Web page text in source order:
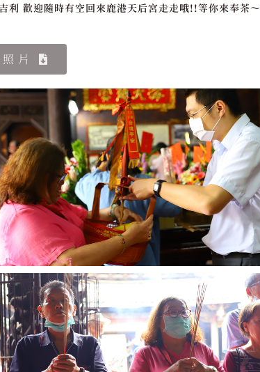
利 歡迎隨時有空回來鹿港天后宮走走哦!!等你來奉茶～
片